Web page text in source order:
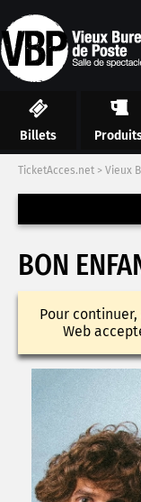
Billets
TicketAcces.net > Vieux
BON
Pour
Web